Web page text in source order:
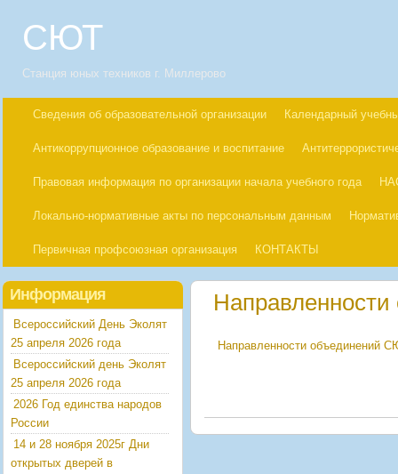
СЮТ
Станция юных техников г. Миллерово
Сведения об образовательной организации Календарный
Антикоррупционное образование и воспитание
Правовая информация по организации начала учебного года
Локально-нормативные акты по персональным данным
Первичная профсоюзная организация КОНТАКТЫ
Направленности объединений
Информация
Всероссийский День Эколят
25 апреля 2026 года
Всероссийский день Эколят
25 апреля 2026 года
2026 Год единства народов
России
14 и 28 ноября 2025г Дни
открытых дверей в